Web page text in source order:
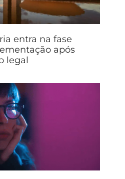
entra na fase
após
legal